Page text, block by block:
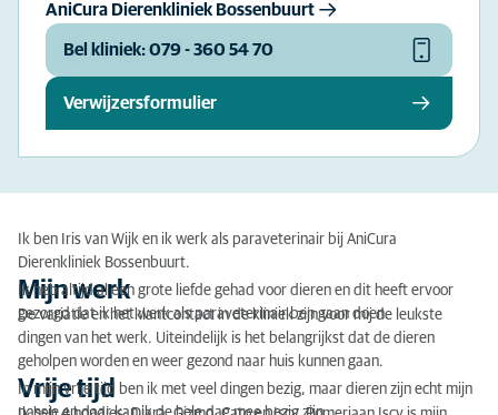
AniCura Dierenkliniek Bossenbuurt
Bel kliniek: 079 - 360 54 70
Verwijzersformulier
Ik ben Iris van Wijk en ik werk als paraveterinair bij AniCura
Dierenkliniek Bossenbuurt.
Mijn werk
Ik heb altijd al een grote liefde gehad voor dieren en dit heeft ervoor
gezorgd dat ik het werk als paraveterinair ben gaan doen.
De variatie en het klantcontact in de kliniek zijn voor mij de leukste
dingen van het werk. Uiteindelijk is het belangrijkst dat de dieren
geholpen worden en weer gezond naar huis kunnen gaan.
Vrije tijd
In mijn vrije tijd ben ik met veel dingen bezig, maar dieren zijn echt mijn